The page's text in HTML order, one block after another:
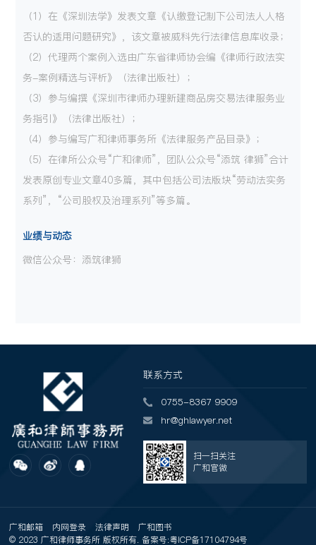
（1）在《深圳法学》发表文章《认缴登记制下公司法人人格
否认的适用问题研究》，该文章被威科先行法律信息库收录；
（2）代理两个案例入选由广东省律师协会编《律师行政法实
务-案例精选与评析》（法律出版社）；
（3）参与编撰《深圳市律师办理新建商品房交易法律服务业
务指引》（法律出版社）；
（4）参与编写广和律师事务所《法律服务产品目录》；
（5）在律所公众号“广和律师”，团队公众号“添筑 律狮”合计
发表原创专业文章40多篇，其中包括公司法版块“劳动法实务
系列”，“公司股权及治理系列”等多篇。
业绩与动态
微信公众号：添筑律狮
联系方式
0755-8367 9909
hr@ghlawyer.net
扫一扫关注
广和官微
广和邮箱 内网登录 法律声明
广和图书
© 2023 广和律师事务所 版权所有. 备案号:粤ICP备17104794号